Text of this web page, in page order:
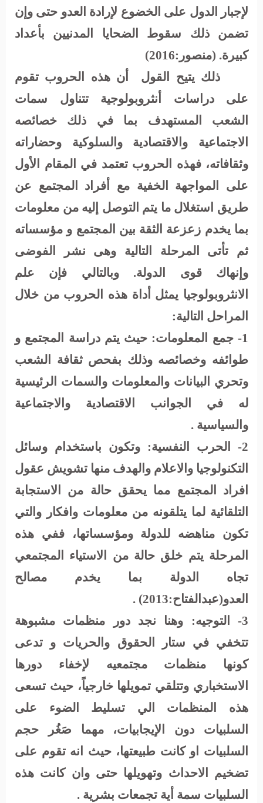
لإجبار الدول على الخضوع لإرادة العدو حتى وإن
تضمن ذلك سقوط الضحايا المدنيين بأعداد
كبيرة. (منصور:2016)
ذلك يتيح القول
أن هذه الحروب تقوم
على دراسات أنثروبولوجية تتناول سمات
الشعب المستهدف بما في ذلك خصائصه
الاجتماعية والاقتصادية والسلوكية وحضاراته
وثقافاته، فهذه الحروب تعتمد في المقام الأول
على المواجهة الخفية مع أفراد المجتمع عن
طريق استغلال ما يتم التوصل إليه من معلومات
بما يخدم زعزعة الثقة بين المجتمع و مؤسساته
ثم تأتى المرحلة التالية وهى نشر الفوضى
وإنهاك قوى الدولة. وبالتالي فإن علم
الانثروبولوجيا يمثل أداة هذه الحروب من خلال
المراحل التالية:
1- جمع المعلومات:
حيث يتم دراسة المجتمع و
طوائفه وخصائصه وذلك بفحص ثقافة الشعب
وتحري البيانات والمعلومات والسمات الرئيسية
له في الجوانب الاقتصادية والاجتماعية
والسياسية .
2- الحرب النفسية:
وتكون باستخدام وسائل
التكنولوجيا والاعلام والهدف منها تشويش عقول
افراد المجتمع مما يحقق حالة من الاستجابة
التلقائية لما يتلقونه من معلومات وافكار والتي
تكون مناهضه للدولة ومؤسساتها، ففي هذه
المرحلة يتم خلق حالة من الاستياء المجتمعي
تجاه الدولة بما يخدم مصالح
العدو(عبدالفتاح:2013) .
3- التوجيه:
وهنا نجد دور منظمات مشبوهة
تتخفي في ستار الحقوق والحريات و تدعى
كونها منظمات مجتمعيه لإخفاء دورها
الاستخباري وتتلقي تمويلها خارجياً، حيث تسعى
هذه المنظمات الي تسليط الضوء على
السلبيات دون الإيجابيات، مهما صَغُر حجم
السلبيات او كانت طبيعتها، حيث انه تقوم على
تضخيم الاحداث وتهويلها حتى وان كانت هذه
السلبيات سمة أية تجمعات بشرية .